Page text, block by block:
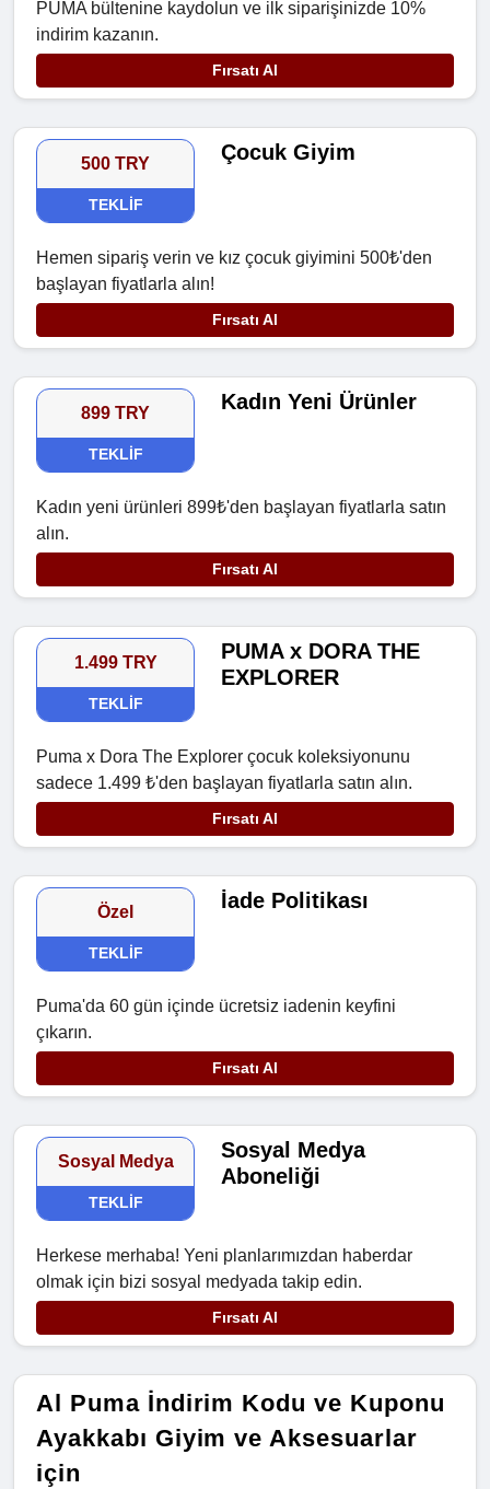
PUMA bültenine kaydolun ve ilk siparişinizde 10%
indirim kazanın.
Fırsatı Al
500 TRY
TEKLIF
Çocuk Giyim
Hemen sipariş verin ve kız çocuk giyimini 500₺'den
başlayan fiyatlarla alın!
Fırsatı Al
899 TRY
TEKLIF
Kadın Yeni Ürünler
Kadın yeni ürünleri 899₺'den başlayan fiyatlarla satın
alın.
Fırsatı Al
1.499 TRY
TEKLIF
PUMA x DORA THE
EXPLORER
Puma x Dora The Explorer çocuk koleksiyonunu
sadece 1.499 ₺'den başlayan fiyatlarla satın alın.
Fırsatı Al
Özel
TEKLIF
İade Politikası
Puma'da 60 gün içinde ücretsiz iadenin keyfini
çıkarın.
Fırsatı Al
Sosyal Medya
TEKLIF
Sosyal Medya
Aboneliği
Herkese merhaba! Yeni planlarımızdan haberdar
olmak için bizi sosyal medyada takip edin.
Fırsatı Al
Al Puma İndirim Kodu ve Kuponu
Ayakkabı Giyim ve Aksesuarlar
için